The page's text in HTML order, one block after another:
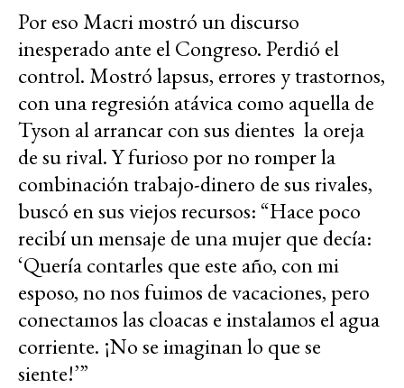
Por eso Macri mostró un discurso
inesperado ante el Congreso. Perdió el
control. Mostró lapsus, errores y trastornos,
con una regresión atávica como aquella de
Tyson al arrancar con sus dientes la oreja
de su rival. Y furioso por no romper la
combinación trabajo-dinero de sus rivales,
buscó en sus viejos recursos: “Hace poco
recibí un mensaje de una mujer que decía:
‘Quería contarles que este año, con mi
esposo, no nos fuimos de vacaciones, pero
conectamos las cloacas e instalamos el agua
corriente. ¡No se imaginan lo que se
siente!’”